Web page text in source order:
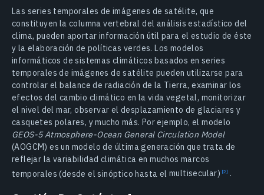
Las series temporales de imágenes de satélite, que
constituyen la columna vertebral del análisis estadístico del
clima, pueden aportar información útil para el estudio de éste
y la elaboración de políticas verdes. Los modelos
informáticos de sistemas climáticos basados en series
temporales de imágenes de satélite pueden utilizarse para
controlar el balance de radiación de la Tierra, examinar los
efectos del cambio climático en la vida vegetal, monitorizar
el nivel del mar, observar el desplazamiento de glaciares y
casquetes polares, y mucho más. Por ejemplo, el modelo
GEOS-5 Atmosphere-Ocean General Circulation Model
(AOGCM) es un modelo de última generación que trata de
reflejar la variabilidad climática en muchos marcos
temporales (desde el sinóptico hasta el multisecular) .